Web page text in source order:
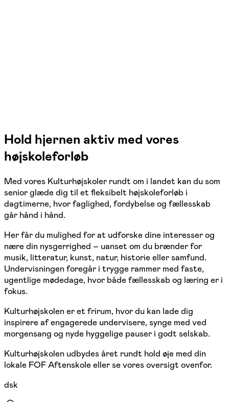
Hold hjernen aktiv med vores
højskoleforløb
Med vores Kulturhøjskoler rundt om i landet kan du som
senior glæde dig til et fleksibelt højskoleforløb i
dagtimerne, hvor faglighed, fordybelse og fællesskab
går hånd i hånd.
Her får du mulighed for at udforske dine interesser og
nære din nysgerrighed – uanset om du brænder for
musik, litteratur, kunst, natur, historie eller samfund.
Undervisningen foregår i trygge rammer med faste,
ugentlige mødedage, hvor både fællesskab og læring er i
fokus.
Kulturhøjskolen er et frirum, hvor du kan lade dig
inspirere af engagerede undervisere, synge med ved
morgensang og nyde hyggelige pauser i godt selskab.
Kulturhøjskolen udbydes året rundt hold øje med din
lokale FOF Aftenskole eller se vores oversigt ovenfor.
dsk